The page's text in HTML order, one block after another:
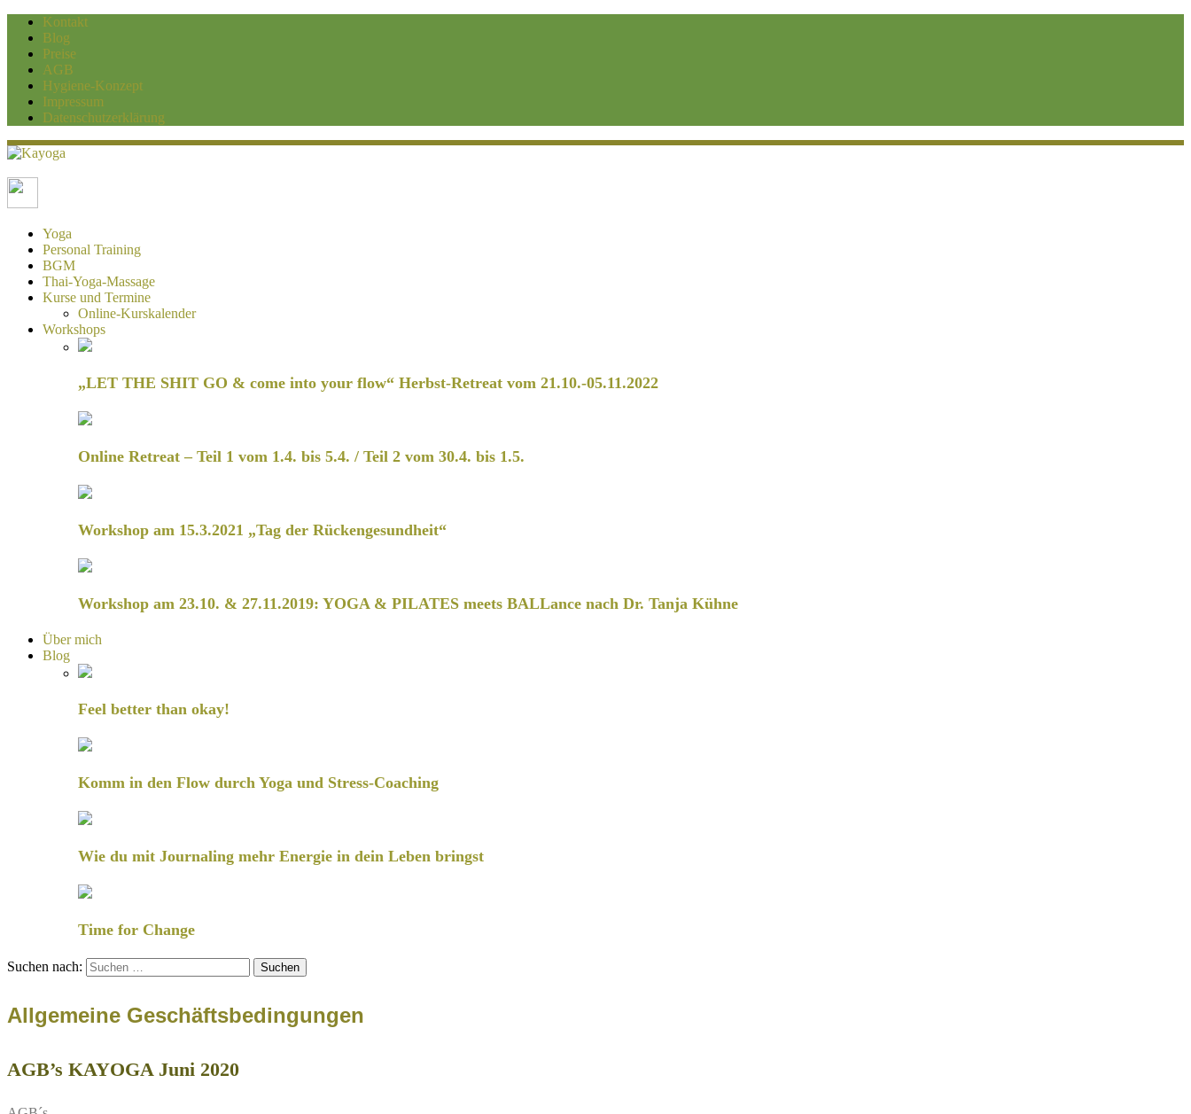
Kontakt
Blog
Preise
AGB
Hygiene-Konzept
Impressum
Datenschutzerklärung
Kayoga
Yoga und Personaltraining Duisburg
Yoga
Personal Training
BGM
Thai-Yoga-Massage
Kurse und Termine
Online-Kurskalender
Workshops
„LET THE SHIT GO & come into your flow“ Herbst-Retreat vom 21.10.-05.11.2022
Online Retreat – Teil 1 vom 1.4. bis 5.4. / Teil 2 vom 30.4. bis 1.5.
Workshop am 15.3.2021 „Tag der Rückengesundheit“
Workshop am 23.10. & 27.11.2019: YOGA & PILATES meets BALLance nach Dr. Tanja Kühne
Über mich
Blog
Feel better than okay!
Komm in den Flow durch Yoga und Stress-Coaching
Wie du mit Journaling mehr Energie in dein Leben bringst
Time for Change
Suchen nach:
Allgemeine Geschäftsbedingungen
AGB’s KAYOGA Juni 2020